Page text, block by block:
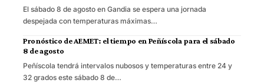
El sábado 8 de agosto en Gandia se espera una jornada
despejada con temperaturas máximas…
Pronóstico de AEMET: el tiempo en Peñíscola para el sábado
8 de agosto
Peñíscola tendrá intervalos nubosos y temperaturas entre 24 y
32 grados este sábado 8 de…